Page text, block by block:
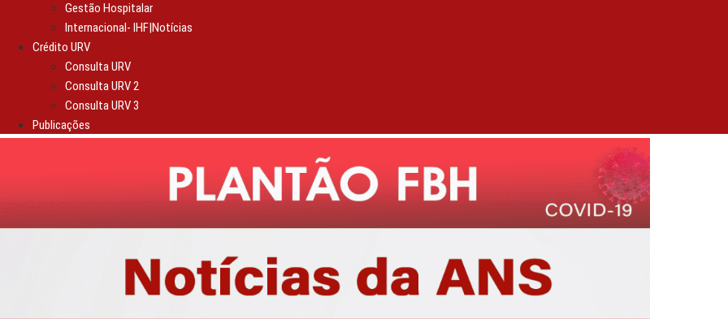
Gestão Hospitalar
Internacional- IHF|Notícias
Crédito URV
Consulta URV
Consulta URV 2
Consulta URV 3
Publicações